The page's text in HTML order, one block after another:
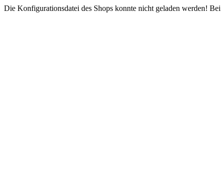
Die Konfigurationsdatei des Shops konnte nicht geladen werden!